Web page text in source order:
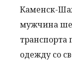
Каменск-
мужчина
транспорта
одежду со